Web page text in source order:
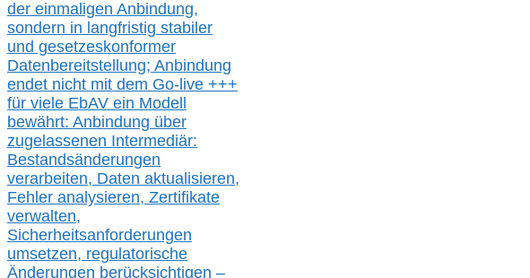
der einmaligen Anbindung,
sondern in langfristig stabiler
und gesetzeskonformer
Datenbereitstellung; Anbindung
endet nicht mit dem Go-live +++
für viele EbAV ein Modell
bewährt: Anbindung über
zugelassenen Intermediär:
Bestandsänderungen
verarbeiten, Daten aktualisieren,
Fehler analysieren, Zertifikate
verwalten,
Sicherheitsanforderungen
umsetzen, regulatorische
Änderungen berücksichtigen –